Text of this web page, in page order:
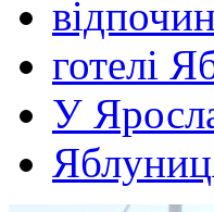
готелі
У